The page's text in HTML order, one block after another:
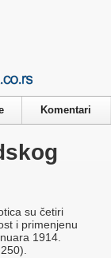
Komentari
su četiri
i primenjenu
1914.